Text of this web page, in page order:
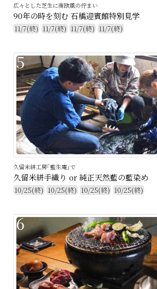
広々とした芝生に南欧風の佇まい
90年の時を刻む 石橋迎賓館特別見学
11/7(終) 11/7(終) 11/7(終) 11/7(終)
5
久留米絣工房｢藍生庵｣で
久留米絣手織り or 純正天然藍の藍染め
10/25(終) 10/25(終) 10/25(終) 10/25(終)
6